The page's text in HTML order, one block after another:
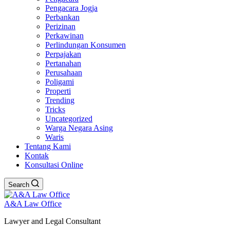
Pengacara Jogja
Perbankan
Perizinan
Perkawinan
Perlindungan Konsumen
Perpajakan
Pertanahan
Perusahaan
Poligami
Properti
Trending
Tricks
Uncategorized
Warga Negara Asing
Waris
Tentang Kami
Kontak
Konsultasi Online
Search
A&A Law Office
Lawyer and Legal Consultant